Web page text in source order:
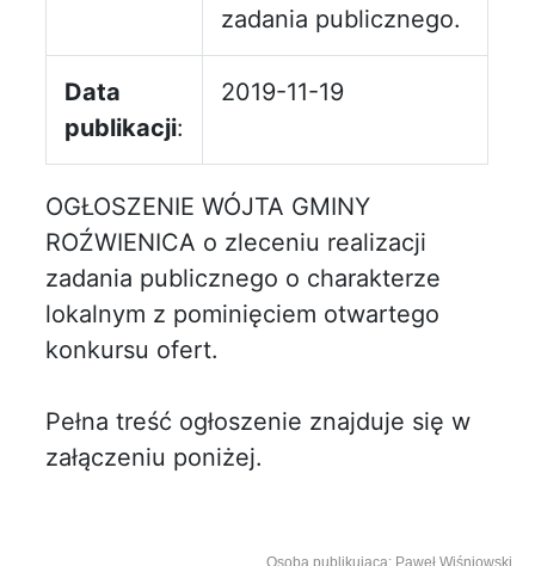
zadania publicznego.
Data
publikacji:
2019-11-19
OGŁOSZENIE WÓJTA GMINY
ROŹWIENICA o zleceniu realizacji
zadania publicznego o charakterze
lokalnym z pominięciem otwartego
konkursu ofert.
Pełna treść ogłoszenie znajduje się w
załączeniu poniżej.
Osoba publikująca: Paweł Wiśniowski